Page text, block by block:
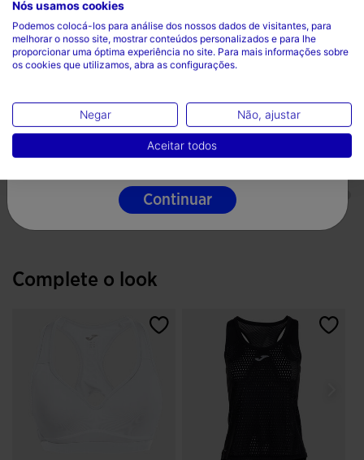
Durabilidade
Elasticidade
Leveza
Complete o look
Escolha seu país e idioma
País
Portugal
Idioma
Português
Continuar
Nós usamos cookies
Podemos colocá-los para análise dos nossos dados de visitantes, para
melhorar o nosso site, mostrar conteúdos personalizados e para lhe
proporcionar uma óptima experiência no site. Para mais informações sobre
os cookies que utilizamos, abra as configurações.
Negar Não, ajustar
Aceitar todos